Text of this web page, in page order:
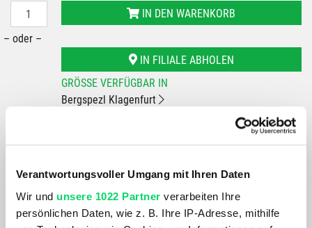
Verantwortungsvoller Umgang mit Ihren Daten
Wir und unsere 1022 Partner verarbeiten Ihre
persönlichen Daten, wie z. B. Ihre IP-Adresse, mithilfe
IN DEN WARENKORB
– oder –
IN FILIALE ABHOLEN
GRÖSSE VERFÜGBAR IN
Bergspezl Klagenfurt
Du hast eine Frage?
Wir rufen dich an und beraten dich gerne.